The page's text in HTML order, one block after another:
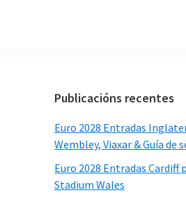
Barra
lateral
primaria
Publicacións recentes
Euro 2028 Entradas
Wembley, Viaxar & Guía de
Euro 2028 Entradas Cardiff
Stadium Wales